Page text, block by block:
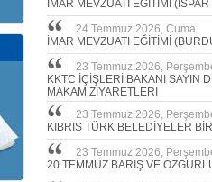
İMAR MEVZUATI EĞİTİMİ
24 Temmuz 2026, Cuma
İMAR MEVZUATI EĞİTİMİ
23 Temmuz 2026,
KKTC İÇİŞLERİ BAKANI SAYIN
MAKAM ZİYARETLERİ
23 Temmuz 2026,
KIBRIS TÜRK BELEDİYELER
23 Temmuz 2026,
20 TEMMUZ BARIŞ VE